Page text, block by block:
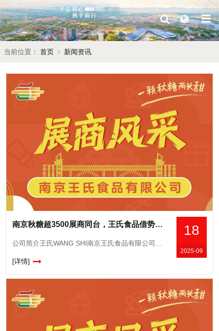
当前位置： 首页 新闻资讯
18
2025-09
南京秋糖超3500展商同台，王氏食品借势抢占长三角消费市场
[详情]